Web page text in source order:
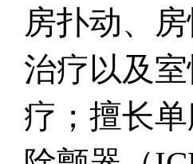
房扑动、
治疗以及
疗；擅长